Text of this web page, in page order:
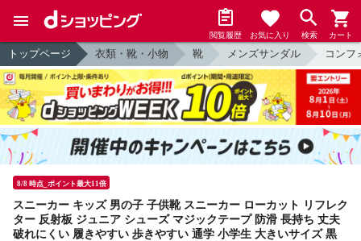
閲覧履歴 お気に入り 検索 カート
トップページ 衣類・靴・小物 靴 メンズサンダル コンフ
8/8 時点_ポイント最大11倍
スニーカー キッズ 男の子 子供靴 スニーカー ローカット リフレク
ター 反射板 ジュニア シューズ マジックテープ 防滑 長持ち 丈夫
破れにくい 履きやすい 歩きやすい 通学 小学生 大きいサイズ 黒